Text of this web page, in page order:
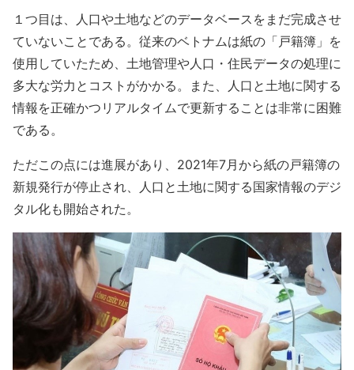
１つ目は、人口や土地などのデータベースをまだ完成させ
ていないことである。従来のベトナムは紙の「戸籍簿」を
使用していたため、土地管理や人口・住民データの処理に
多大な労力とコストがかかる。また、人口と土地に関する
情報を正確かつリアルタイムで更新することは非常に困難
である。
ただこの点には進展があり、2021年7月から紙の戸籍簿の
新規発行が停止され、人口と土地に関する国家情報のデジ
タル化も開始された。